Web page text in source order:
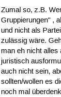
Zumal so, z.B.
Gruppierungen" ,
und nicht als
zulässig wäre.
man eh nicht alles
juristisch
auch nicht sein,
sollten/wollen es
noch mal